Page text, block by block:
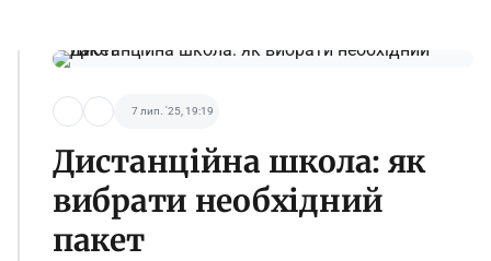
7 лип. '25, 19:19
Дистанційна школа: як
вибрати необхідний
пакет